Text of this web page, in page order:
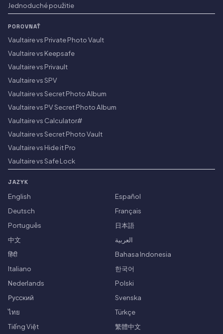
Jednoduché použitie
POROVNAŤ
Vaultaire vs Private Photo Vault
Vaultaire vs Keepsafe
Vaultaire vs Privault
Vaultaire vs SPV
Vaultaire vs Secret Photo Album
Vaultaire vs PV Secret Photo Album
Vaultaire vs Calculator#
Vaultaire vs Secret Photo Vault
Vaultaire vs Hide it Pro
Vaultaire vs Safe Lock
JAZYK
English
Español
Deutsch
Français
Português
日本語
中文
العربية
हिंदी
Bahasa Indonesia
Italiano
한국어
Nederlands
Polski
Русский
Svenska
ไทย
Türkçe
Tiếng Việt
繁體中文